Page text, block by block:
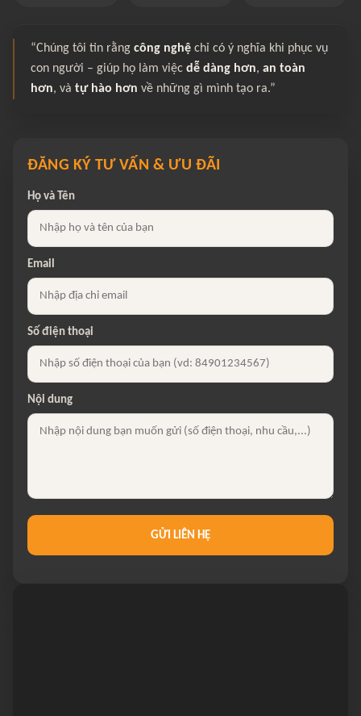
“Chúng tôi tin rằng công nghệ chỉ có ý nghĩa khi phục vụ
con người – giúp họ làm việc dễ dàng hơn, an toàn
hơn, và tự hào hơn về những gì mình tạo ra.”
ĐĂNG KÝ TƯ VẤN & ƯU ĐÃI
Họ và Tên
Email
Số điện thoại
Nội dung
GỬI LIÊN HỆ